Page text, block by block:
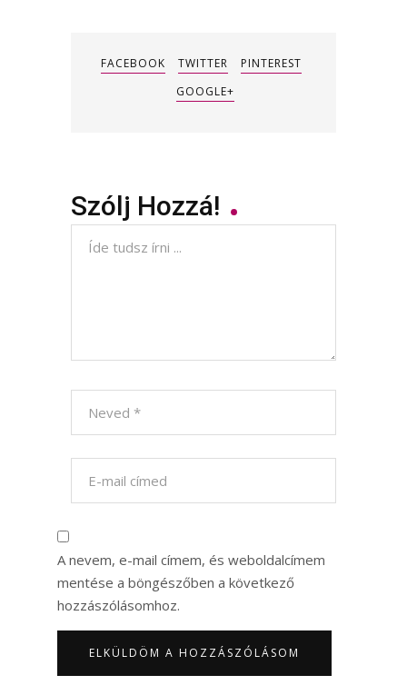
FACEBOOK TWITTER
PINTEREST
GOOGLE+
Szólj Hozzá!
A nevem, e-mail címem, és weboldalcímem
mentése a böngészőben a következő
hozzászólásomhoz.